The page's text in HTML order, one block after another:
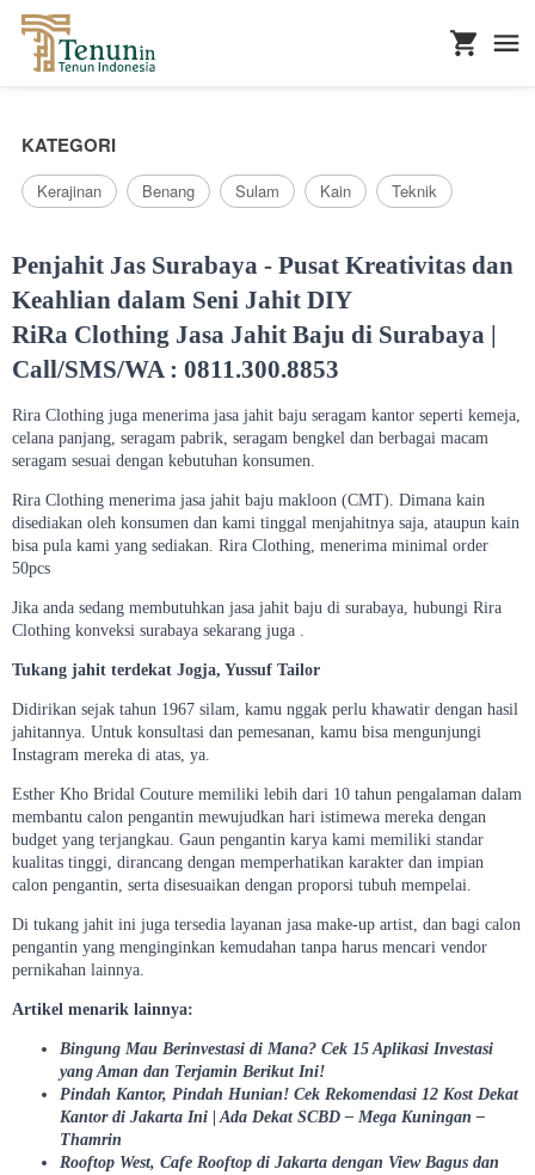
KATEGORI
Kerajinan Benang Sulam Kain Teknik
Penjahit Jas Surabaya - Pusat Kreativitas dan
Keahlian dalam Seni Jahit DIY
RiRa Clothing Jasa Jahit Baju di Surabaya |
Call/SMS/WA : 0811.300.8853
Rira Clothing juga menerima jasa jahit baju seragam kantor seperti kemeja,
celana panjang, seragam pabrik, seragam bengkel dan berbagai macam
seragam sesuai dengan kebutuhan konsumen.
Rira Clothing menerima jasa jahit baju makloon (CMT). Dimana kain
disediakan oleh konsumen dan kami tinggal menjahitnya saja, ataupun kain
bisa pula kami yang sediakan. Rira Clothing, menerima minimal order
50pcs
Jika anda sedang membutuhkan jasa jahit baju di surabaya, hubungi Rira
Clothing konveksi surabaya sekarang juga .
Tukang jahit terdekat Jogja, Yussuf Tailor
Didirikan sejak tahun 1967 silam, kamu nggak perlu khawatir dengan hasil
jahitannya. Untuk konsultasi dan pemesanan, kamu bisa mengunjungi
Instagram mereka di atas, ya.
Esther Kho Bridal Couture memiliki lebih dari 10 tahun pengalaman dalam
membantu calon pengantin mewujudkan hari istimewa mereka dengan
budget yang terjangkau. Gaun pengantin karya kami memiliki standar
kualitas tinggi, dirancang dengan memperhatikan karakter dan impian
calon pengantin, serta disesuaikan dengan proporsi tubuh mempelai.
Di tukang jahit ini juga tersedia layanan jasa make-up artist, dan bagi calon
pengantin yang menginginkan kemudahan tanpa harus mencari vendor
pernikahan lainnya.
Artikel menarik lainnya:
Bingung Mau Berinvestasi di Mana? Cek 15 Aplikasi Investasi
yang Aman dan Terjamin Berikut Ini!
Pindah Kantor, Pindah Hunian! Cek Rekomendasi 12 Kost Dekat
Kantor di Jakarta Ini | Ada Dekat SCBD – Mega Kuningan –
Thamrin
Rooftop West, Cafe Rooftop di Jakarta dengan View Bagus dan